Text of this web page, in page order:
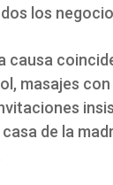
los
causa
masajes
de la